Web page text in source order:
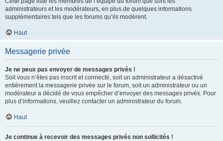
administrateurs et les modérateurs, en plus de quelques informations
supplémentaires tels que les forums qu’ils modèrent.
Haut
Messagerie privée
Je ne peux pas envoyer de messages privés !
Soit vous n’êtes pas inscrit et connecté, soit un administrateur a désactivé
entièrement la messagerie privée sur le forum, soit un administrateur ou un
modérateur a décidé de vous empêcher d’envoyer des messages privés. Pour
plus d’informations, veuillez contacter un administrateur du forum.
Haut
Je continue à recevoir des messages privés non sollicités !